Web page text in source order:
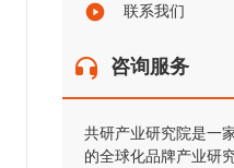
联系我们
咨询服务
共研产业研究院是一
的全球化品牌产业研